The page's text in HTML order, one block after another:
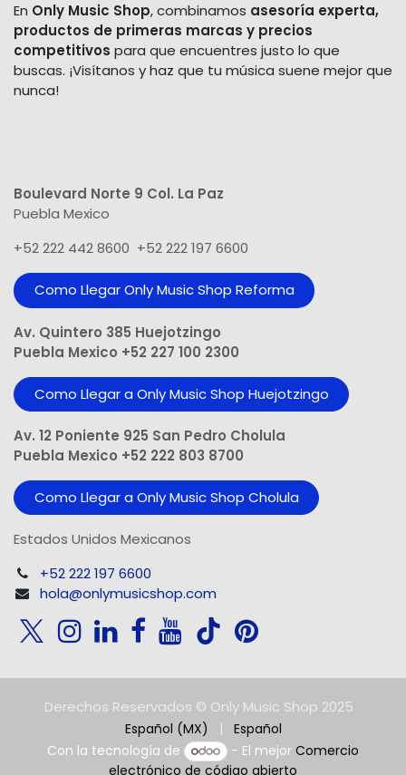
En Only Music Shop, combinamos asesoría experta,
productos de primeras marcas y precios
competitivos para que encuentres justo lo que
buscas. ¡Visítanos y haz que tu música suene mejor que
nunca!
Boulevard Norte 9 Col. La Paz
Puebla Mexico
+52 222 442 8600 +52 222 197 6600
Como Llegar Only Music Shop​ Reforma
Av. Quintero 385 Huejotzingo
Puebla Mexico +52 227 100 2300
Como Llegar a Only Music Shop Huejotzingo
Av. 12 Poniente 925 San Pedro Cholula
Puebla Mexico +52 222 803 8700
Como Llegar a Only Music Shop Cholula
Estados Unidos Mexicanos
+52 222 197 6600
hola@onlymusicshop.com
Derechos Reservados © Only Music Shop 2025
Español (MX) |
Español
Con la tecnología de
- El mejorComercio
electrónico de código abierto